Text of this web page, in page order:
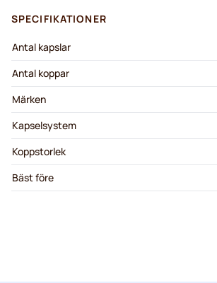
SPECIFIKATIONER
Antal kapslar
Antal koppar
Märken
Kapselsystem
Koppstorlek
Bäst före